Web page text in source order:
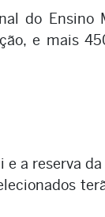
do Ensino
e mais
e a reserva da